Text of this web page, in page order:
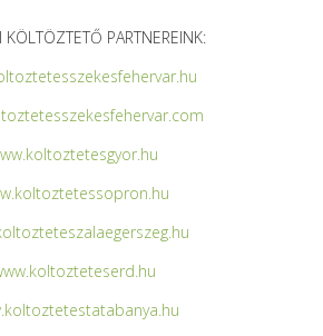
KÖLTÖZTETŐ PARTNEREINK: